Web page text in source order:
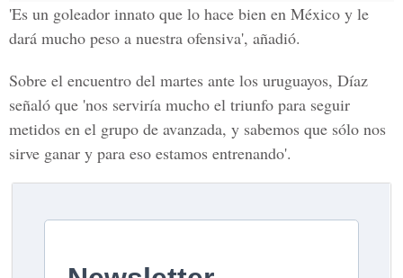
'Es un goleador innato que lo hace bien en México y le
dará mucho peso a nuestra ofensiva', añadió.
Sobre el encuentro del martes ante los uruguayos, Díaz
señaló que 'nos serviría mucho el triunfo para seguir
metidos en el grupo de avanzada, y sabemos que sólo nos
sirve ganar y para eso estamos entrenando'.